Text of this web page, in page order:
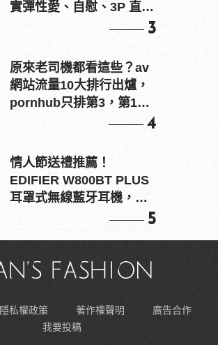
實彈性愛、自慰、3P 直接
3
原來老司機都看這些？av
網站流量10大排行出爐，
pornhub只排第3，第1名
4
情人節送禮推薦！
EDIFIER W800BT PLUS
耳罩式無線藍牙耳機，在
5
隱私權政策 著作權聲明
廣告合作
我要投稿